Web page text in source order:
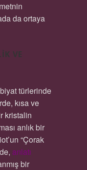
da ortaya
VE
türlerinde
kısa ve
kristalin
anlık bir
“Çorak
anlatı
bir